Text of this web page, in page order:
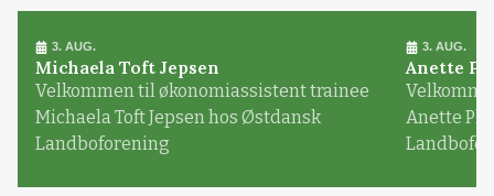
3. AUG.
Michaela Toft Jepsen
Velkommen til økonomiassistent trainee
Michaela Toft Jepsen hos Østdansk
Landboforening
3. AUG.
Anette
Anette